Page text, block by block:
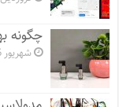
چگونه
شهریور 25, 1399